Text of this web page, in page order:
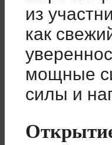
из
как
мощные
силы и